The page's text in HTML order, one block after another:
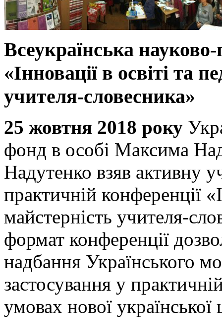
Всеукраїнська
«Інновації в освіті та
учителя-словесника»
25 жовтня 2018 року
фонд в особі Максима
Надутенко взяв активну
практичній конференції
майстерність учителя-
формат конференції
надбання Українського
застосування у
умовах нової